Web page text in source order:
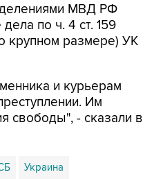
МВД РФ
по ч. 4 ст. 159
крупном размере) УК
и курьерам
Им
свободы", - сказали в
Украина